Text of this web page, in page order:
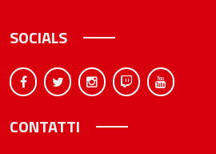
SOCIALS
CONTATTI